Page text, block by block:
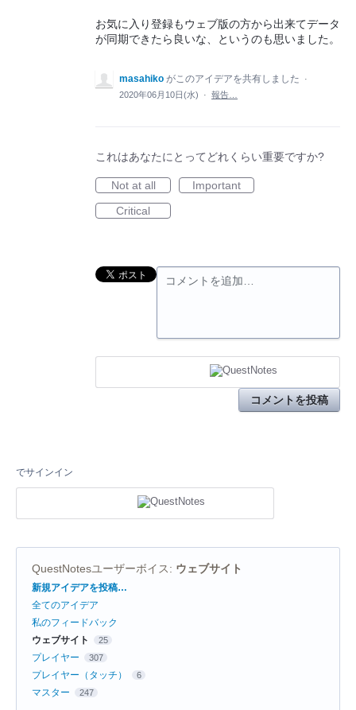
お気に入り登録もウェブ版の方から出来てデータ
が同期できたら良いな、というのも思いました。
masahiko がこのアイデアを共有しました
·
2020年06月10日(水)
· 報告…
これはあなたにとってどれくらい重要ですか?
Not at all
Important
Critical
コメントを追加…
コメントを投稿
でサインイン
QuestNotesユーザーボイス: ウェブサイト
カ
テ
ゴ
リ
新規アイデアを投稿…
全てのアイデア
私のフィードバック
ウェブサイト
25
プレイヤー 307
プレイヤー（タッチ） 6
マスター 247